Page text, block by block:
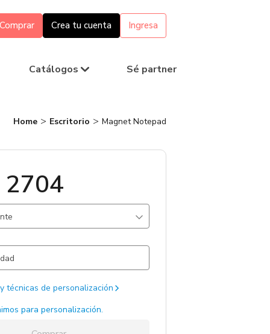
Comprar Crea tu cuenta Ingresa
Catálogos Sé partner
Home Escritorio Magnet Notepad
2704
/ . 1934 un.
técnicas de personalización
para personalización.